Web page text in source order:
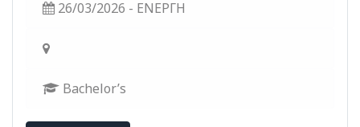
26/03/2026 - ΕΝΕΡΓΗ
Bachelor’s